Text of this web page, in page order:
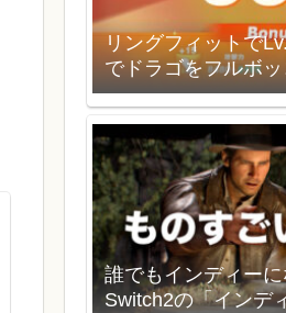
リングフィットで
でドラゴをフルボ
誰でもインディー
Switch2の「インデ